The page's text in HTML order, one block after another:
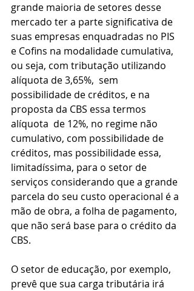
grande maioria de setores desse
mercado ter a parte significativa de
suas empresas enquadradas no PIS
e Cofins na modalidade cumulativa,
ou seja, com tributação utilizando
alíquota de 3,65%,  sem
possibilidade de créditos, e na
proposta da CBS essa termos
alíquota  de 12%, no regime não
cumulativo, com possibilidade de
créditos, mas possibilidade essa,
limitadíssima, para o setor de
serviços considerando que a grande
parcela do seu custo operacional é a
mão de obra, a folha de pagamento,
que não será base para o crédito da
CBS.
O setor de educação, por exemplo,
prevê que sua carga tributária irá